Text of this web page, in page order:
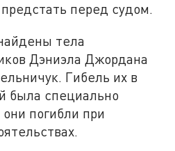
перед судом.
тела
Дэниэла Джордана
Гибель их в
была специально
погибли при